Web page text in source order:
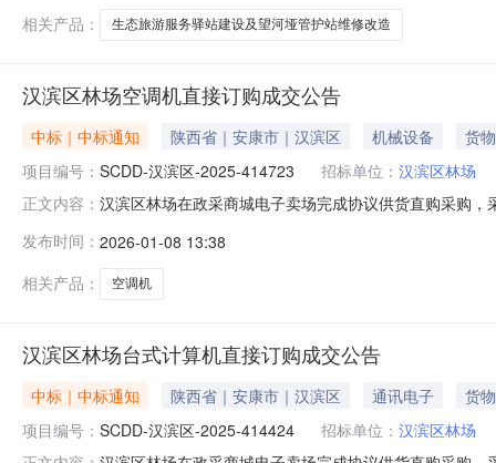
相关产品：
生态旅游服务驿站建设及望河垭管护站维修改造
汉滨区林场空调机直接订购成交公告
中标｜中标通知 陕西省｜安康市｜汉滨区 机械设备
货物
项目编号： SCDD-汉滨区-2025-414723 招标单位： 汉滨区林场
正文内容： 汉滨区林场在政采商城电子卖场完成协议供货直购采购
市直购)二、采购结果成交供应商：安康格力电器销售有
发布时间： 2026-01-08 13:38
相关产品：
空调机
汉滨区林场台式计算机直接订购成交公告
中标｜中标通知 陕西省｜安康市｜汉滨区 通讯电子
货物
项目编号： SCDD-汉滨区-2025-414424 招标单位： 汉滨区林场